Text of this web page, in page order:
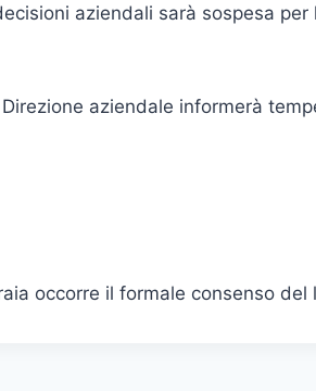
aziendali sarà sospesa per
aziendale informerà
occorre il formale consenso del